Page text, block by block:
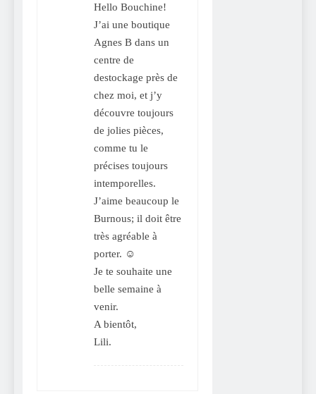
Hello Bouchine!
J’ai une boutique
Agnes B dans un
centre de
destockage près de
chez moi, et j’y
découvre toujours
de jolies pièces,
comme tu le
précises toujours
intemporelles.
J’aime beaucoup le
Burnous; il doit être
très agréable à
porter. ☺
Je te souhaite une
belle semaine à
venir.
A bientôt,
Lili.